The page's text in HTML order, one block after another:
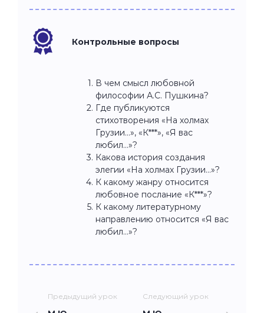
Контрольные вопросы
В чем смысл любовной
философии А.С. Пушкина?
Где публикуются
стихотворения «На холмах
Грузии…», «К***», «Я вас
любил…»?
Какова история создания
элегии «На холмах Грузии…»?
К какому жанру относится
любовное послание «К***»?
К какому литературному
направлению относится «Я вас
любил…»?
Предыдущий урок Следующий урок